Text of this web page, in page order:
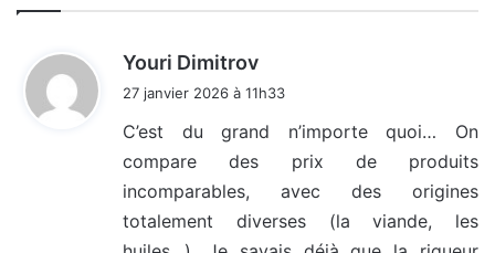
Youri Dimitrov
27 janvier 2026 à 11h33
C’est du grand n’importe quoi… On
compare des prix de produits
incomparables, avec des origines
totalement diverses (la viande, les